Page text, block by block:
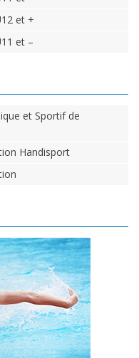
et +
et –
et Sportif de
Handisport